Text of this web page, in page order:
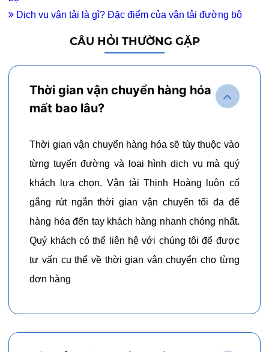
Dịch vụ vận tải là gì? Đặc điểm của vận tải đường bộ
CÂU HỎI THƯỜNG GẶP
Thời gian vận chuyển hàng hóa
mất bao lâu?
Thời gian vận chuyển hàng hóa sẽ tùy thuộc vào
từng tuyến đường và loại hình dịch vụ mà quý
khách lựa chọn. Vận tải Thịnh Hoàng luôn cố
gắng rút ngắn thời gian vận chuyển tối đa để
hàng hóa đến tay khách hàng nhanh chóng nhất.
Quý khách có thể liên hệ với chúng tôi để được
tư vấn cụ thể về thời gian vận chuyển cho từng
đơn hàng